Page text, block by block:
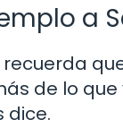
a
de lo que
dice.